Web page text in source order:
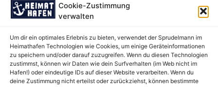
Cookie-Zustimmung
verwalten
Um dir ein optimales Erlebnis zu bieten, verwendet der Sprudelmann im
Heimathafen Technologien wie Cookies, um einige Geräteinformationen
zu speichern und/oder darauf zuzugreifen. Wenn du diesen Technologien
zustimmst, können wir Daten wie dein Surfverhalten (im Web nicht im
Hafen!) oder eindeutige IDs auf dieser Website verarbeiten. Wenn du
deine Zustimmung nicht erteilst oder zurückziehst, können bestimmte
Wasser
Boschstr. 4